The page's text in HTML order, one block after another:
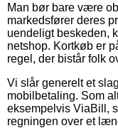
Man bør bare være
markedsfører deres
uendeligt beskeden,
netshop. Kortkøb er
regel, der bistår folk
Vi slår generelt et
mobilbetaling. Som
eksempelvis ViaBill,
regningen over et